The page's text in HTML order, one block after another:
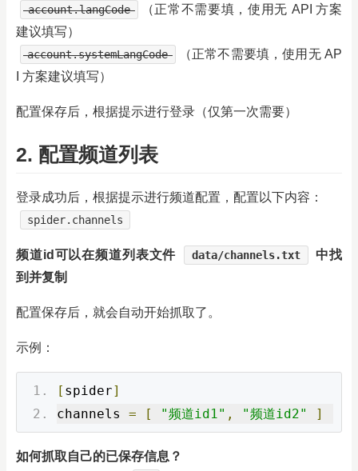
account.langCode
（正常不需要填，使用无 API 方案
建议填写）
account.systemLangCode
（正常不需要填，使用无 AP
I 方案建议填写）
配置保存后，根据提示进行登录（仅第一次需要）
2. 配置频道列表
登录成功后，根据提示进行频道配置，配置以下内容：
spider.channels
频道id可以在频道列表文件 data/channels.txt
中找
到并复制
配置保存后，就会自动开始抓取了。
示例：
[ spider]
channels = [ "频道id1" , "频道id2" ]
如何抓取自己的已保存信息？